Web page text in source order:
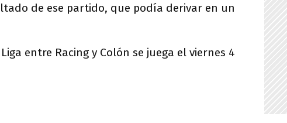
de ese partido, que podía derivar en un
entre Racing y Colón se juega el viernes 4